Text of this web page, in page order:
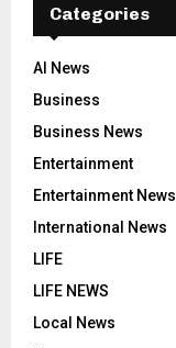
Categories
AI News
Business
Business News
Entertainment
Entertainment News
International News
LIFE
LIFE NEWS
Local News